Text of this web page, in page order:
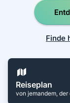
Finde
Reiseplan
von jemandem, der